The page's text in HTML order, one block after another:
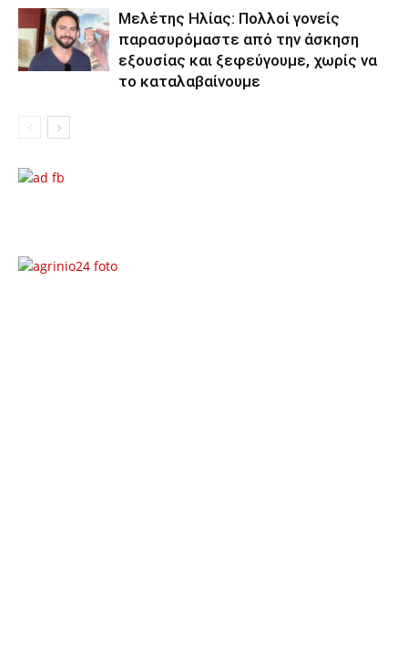
Μελέτης Ηλίας: Πολλοί γονείς
παρασυρόμαστε από την άσκηση
εξουσίας και ξεφεύγουμε, χωρίς να
το καταλαβαίνουμε